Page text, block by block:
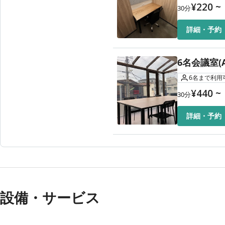
30分¥220 ~
詳細・予約
6名会議室
6名 まで利用
30分¥440 ~
詳細・予約
設備・サービス